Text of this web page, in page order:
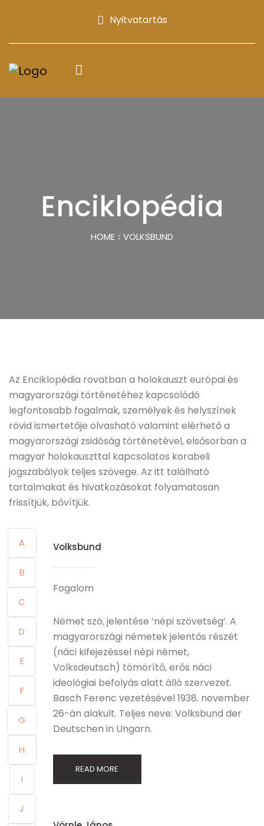
Nyitvatartás
Enciklopédia
HOME VOLKSBUND
Az Enciklopédia rovatban a holokauszt európai és
magyarországi történetéhez kapcsolódó
legfontosabb fogalmak, személyek és helyszínek
rövid ismertetője olvasható valamint elérhető a
magyarországi zsidóság történetével, elsősorban a
magyar holokauszttal kapcsolatos korabeli
jogszabályok teljes szövege. Az itt található
tartalmakat és hivatkozásokat folyamatosan
frissítjük, bővítjük.
A
B
C
D
E
F
G
H
I
J
Volksbund
Fogalom
Német szó, jelentése ’népi szövetség’. A
magyarországi németek jelentős részét
(náci kifejezéssel népi német,
Volksdeutsch) tömörítő, erős náci
ideológiai befolyás alatt álló szervezet.
Basch Ferenc vezetésével 1938. november
26-án alakult. Teljes neve: Volksbund der
Deutschen in Ungarn.
READ MORE